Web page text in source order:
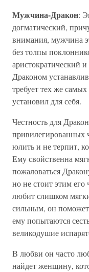
Мужчина-Дракон:
догматический,
внимания, мужчина
без толпы
аристократический
Драконом
требует тех же
установил для себя.
Честность для
привилегированных
юлить и не терпит,
Ему свойственна
пожаловаться
но не стоит этим его
любит слишком
сильным, он
ему попытаются
великодушие
В любви он часто
найдет женщину,